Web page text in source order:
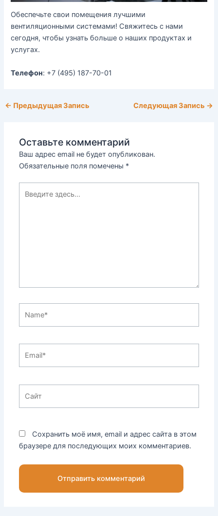
Обеспечьте свои помещения лучшими
вентиляционными системами! Свяжитесь с нами
сегодня, чтобы узнать больше о наших продуктах и
услугах.
Телефон: +7 (495) 187-70-01
← Предыдущая Запись Следующая Запись →
Оставьте комментарий
Ваш адрес email не будет опубликован.
Обязательные поля помечены *
здесь...
Сохранить моё имя, email и адрес сайта в этом
браузере для последующих моих комментариев.